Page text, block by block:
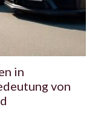
in
von